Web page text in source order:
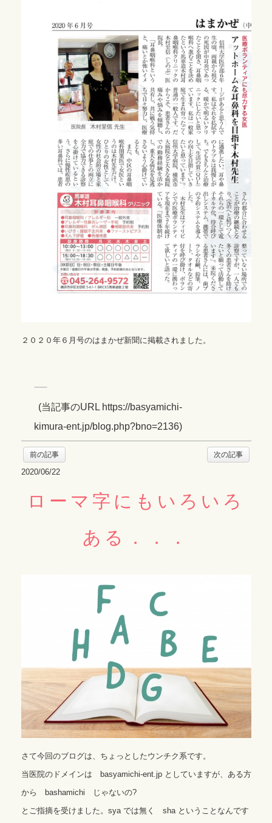
２０２０年６月号のはまかぜ新聞に掲載されました。
(当記事のURL https://basyamichi-
kimura-ent.jp/blog.php?bno=2136)
前の記事 次の記事
2020/06/22
ローマ字にもいろいろ
ある．．．
さて今回のブログは、ちょっとしたウンチク系です。
当医院のドメインは basyamichi-ent.jp としていますが、ある方
から bashamichi じゃないの?
とご指摘を受けました。sya では無く sha ということなんです